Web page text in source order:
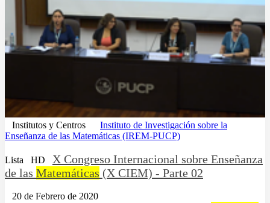
Institutos y Centros
Instituto de Investigación sobre la
Enseñanza de las Matemáticas (IREM-PUCP)
Lista HD
X Congreso Internacional sobre Enseñanza
de las Matemáticas (X CIEM) - Parte 02
20 de Febrero de 2020